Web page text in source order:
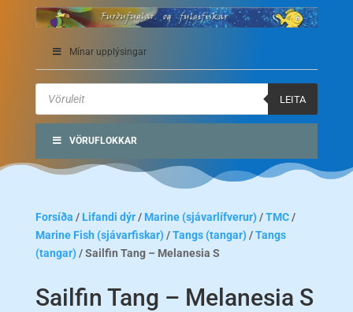
Mínar upplýsingar
Products
search
LEITA
VÖRUFLOKKAR
Forsíða / Lifandi dýr/ Marine (sjávarlífverur) /TMC/
Marine Fish (sjávarfiskar) /Tangs (tangar) /Tangs
(tangar) / Sailfin Tang – Melanesia S
Sailfin Tang – Melanesia S